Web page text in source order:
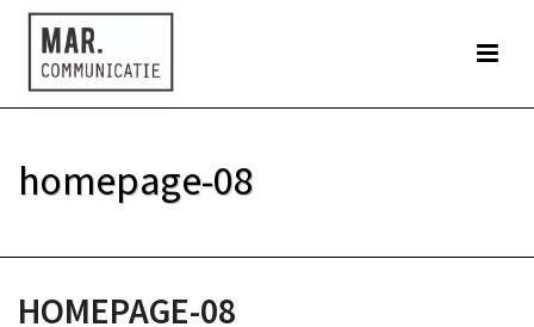
homepage-08
HOMEPAGE-08